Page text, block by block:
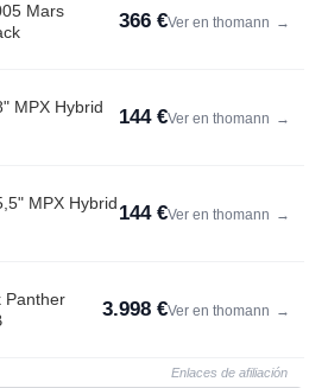
Mars
366 €Ver en thomann →
MPX Hybrid
144 €Ver en thomann →
MPX Hybrid144 €Ver en thomann →
Panther
3.998 €Ver en thomann →
Enlaces de afiliación